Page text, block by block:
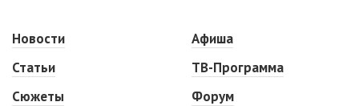
Новости
Статьи
Сюжеты
Афиша
ТВ-Программа
Форум